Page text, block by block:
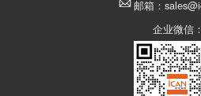
邮箱：
企业微信：